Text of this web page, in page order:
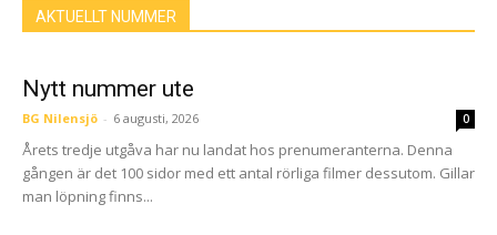
AKTUELLT NUMMER
Nytt nummer ute
BG Nilensjö - 6 augusti, 2026 0
Årets tredje utgåva har nu landat hos prenumeranterna. Denna
gången är det 100 sidor med ett antal rörliga filmer dessutom. Gillar
man löpning finns...